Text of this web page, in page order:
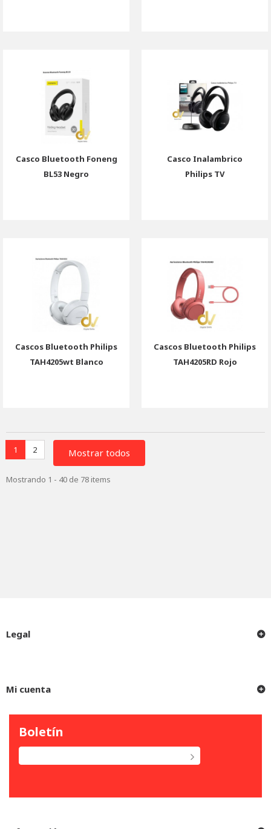
Casco Bluetooth Foneng
BL53 Negro
Casco Inalambrico
Philips TV
Cascos Bluetooth Philips
TAH4205wt Blanco
Cascos Bluetooth Philips
TAH4205RD Rojo
Mostrar todos
1 2
Mostrando 1 - 40 de 78 items
Legal
Mi cuenta
Boletín